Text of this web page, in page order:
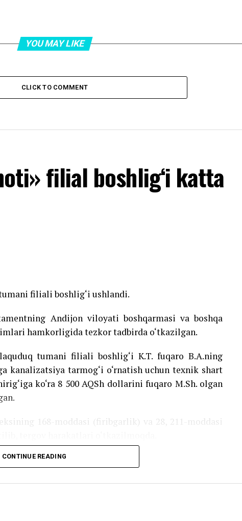
YOU MAY LIKE
CLICK TO COMMENT
filial boshlig‘i katta
filiali boshlig‘i ushlandi.
Andijon viloyati boshqarmasi va boshqa
hamkorligida tezkor tadbirda o‘tkazilgan.
tumani filiali boshlig‘i K.T. fuqaro B.A.ning
kanalizatsiya tarmog‘i o‘rnatish uchun texnik shart
ko‘ra 8 500 AQSh dollarini fuqaro M.Sh. olgan
168-moddasi (firibgarlik) va 28, 211-moddasi
CONTINUE READING